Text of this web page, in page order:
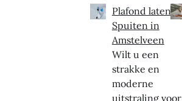
Plafond laten
Spuiten in
Amstelveen
Wilt u een
strakke en
moderne
uitstraling voor